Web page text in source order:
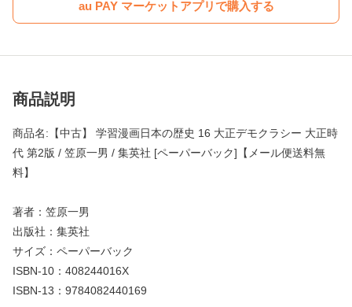
au PAY マーケットアプリで購入する
商品説明
商品名:【中古】 学習漫画日本の歴史 16 大正デモクラシー 大正時
代 第2版 / 笠原一男 / 集英社 [ペーパーバック]【メール便送料無
料】
著者：笠原一男
出版社：集英社
サイズ：ペーパーバック
ISBN-10：408244016X
ISBN-13：9784082440169